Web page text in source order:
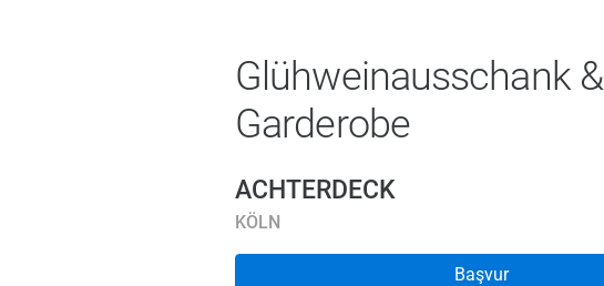
Glühweinausschank &
Garderobe
ACHTERDECK
KÖLN
Başvur